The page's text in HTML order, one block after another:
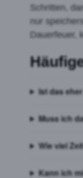
Schritten,
nur
Dauerfeuer,
Ist das
Muss ich
Wie viel
Kann ich